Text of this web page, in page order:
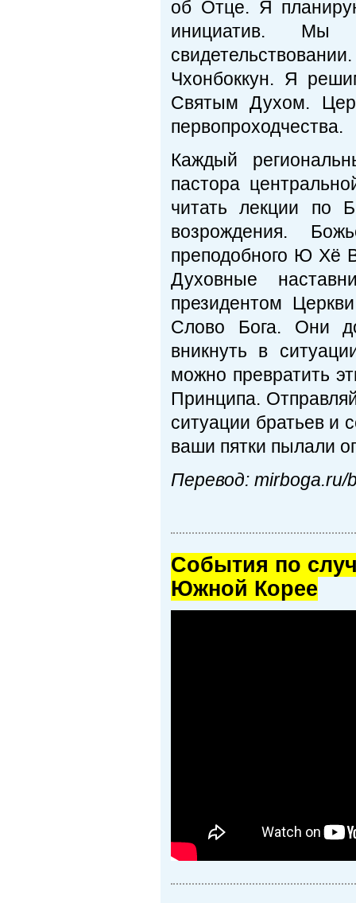
об Отце. Я
инициатив. Мы
Чхонбоккун. Я
Святым Духом.
первопроходчества.
Каждый
пастора
читать лекции по
возрождения.
преподобного Ю Хё
Духовные
президентом
Слово Бога. Они
вникнуть в
можно превратить
Принципа.
ситуации братьев и
ваши пятки пылали
Перевод: mirboga.ru/
Cобытия по
Южной Корее